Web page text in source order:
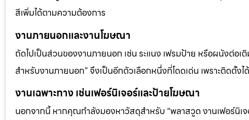
สีเพิ่มได้ตามความต้องการ
งานภายนอกและงานโฆษณา
ถัดไปเป็นส่วนของงานภายนอก เช่น ระแนง เฟรมป้าย หรือผนังต่
สำหรับงานภายนอก” จึงเป็นอีกตัวเลือกหนึ่งที่โดดเด่น เพราะติดตั้ง
งานเฉพาะทาง เช่นเฟอร์นิเจอร์และป้ายโฆษณา
นอกจากนี้ หากคุณกำลังมองหาวัสดุสำหรับ “พลาสวูด งานเฟอร์นิเ